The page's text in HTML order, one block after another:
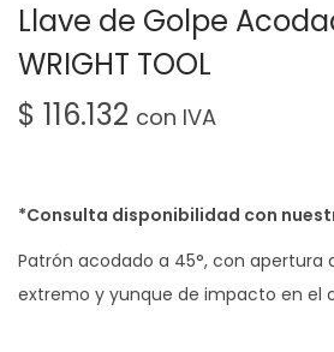
Llave de Golpe
WRIGHT TOOL
$ 116.132 con IVA
*Consulta disponibilidad con
Patrón acodado a 45°, con apertura
extremo y yunque de impacto en el